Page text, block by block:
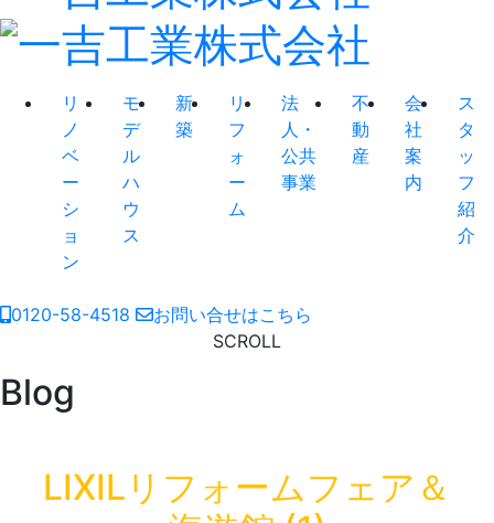
リ
ノ
ベ
ー
シ
ョ
ン
モ
デ
ル
ハ
ウ
ス
新
築
リ
フ
ォ
ー
ム
法
人・
公共
事業
不
動
産
会
社
案
内
ス
タ
ッ
フ
紹
介
0120-58-4518
お問い合せはこちら
SCROLL
Blog
LIXILリフォームフェア＆